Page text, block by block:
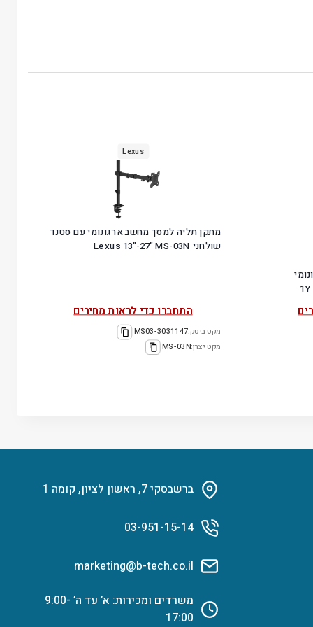
Lexus
מתקן תליה למסך מחשב ארגונומי עם סטנד
שולחני Lexus 13"-27" MS-03N
התחברו כדי לראות מחירים
מקט ביטק:3031147-MS03
מקט יצרן:MS-03N
ברשבסקי 7, ראשון לציון, קומה 1
03-951-15-14
marketing@b-tech.co.il
משרדים ומכירות: א’ עד ה’ 9:00-
17:00